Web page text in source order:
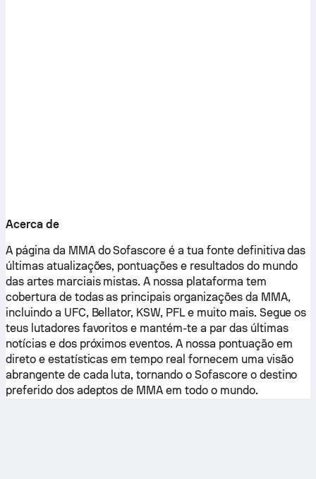
Acerca de
A página da MMA do Sofascore é a tua fonte definitiva das
últimas atualizações, pontuações e resultados do mundo
das artes marciais mistas. A nossa plataforma tem
cobertura de todas as principais organizações da MMA,
incluindo a UFC, Bellator, KSW, PFL e muito mais. Segue os
teus lutadores favoritos e mantém-te a par das últimas
notícias e dos próximos eventos. A nossa pontuação em
direto e estatísticas em tempo real fornecem uma visão
abrangente de cada luta, tornando o Sofascore o destino
preferido dos adeptos de MMA em todo o mundo.